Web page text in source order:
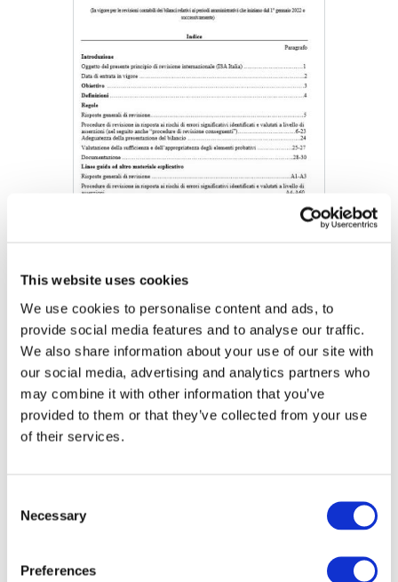
This website uses cookies
We use cookies to personalise content and ads, to
provide social media features and to analyse our traffic.
We also share information about your use of our site with
our social media, advertising and analytics partners who
may combine it with other information that you’ve
provided to them or that they’ve collected from your use
of their services.
Selection
Necessary
Preferences
PRINCIPIO DI REVISIONE INTERNAZIONALE (ISA Italia) 330
LE RISPOSTE DEL REVISORE AI RISCHI IDENTIFICATI E
VALUTATI
DOWNLOAD (310.57 KB)
Related Resources
PRINCIPIO DI REVISIONE INTERNAZIONALE (ISA